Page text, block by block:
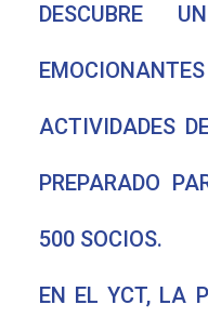
DESCUBRE
ACTIVIDADES
PREPARADO
500 SOCIOS.
EN EL YCT, LA